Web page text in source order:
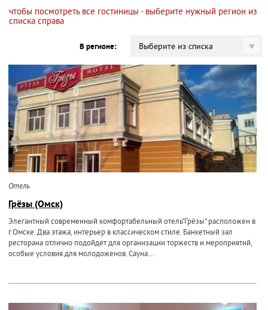
чтобы посмотреть все гостиницы - выберите нужный регион из
списка справа
В регионе: Выберите из списка
Отель
Грёзы (Омск)
Элегантный современный комфортабельный отель"Грёзы" расположен в
г.Омске. Два этажа, интерьер в классическом стиле. Банкетный зал
ресторана отлично подойдет для организации торжеств и мероприятий,
особые условия для молодоженов. Сауна...